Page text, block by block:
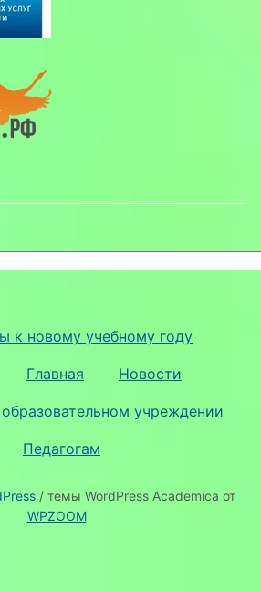
к новому учебному году
Главная Новости
учреждении
Педагогам
/ темы WordPress Academica от
WPZOOM